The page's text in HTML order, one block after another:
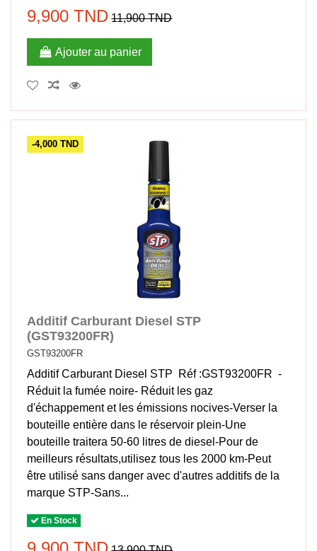
9,900 TND 11,900 TND
Ajouter au panier
-4,000 TND
Additif Carburant Diesel STP
(GST93200FR)
GST93200FR
Additif Carburant Diesel STP Réf :GST93200FR -
Réduit la fumée noire- Réduit les gaz
d'échappement et les émissions nocives-Verser la
bouteille entière dans le réservoir plein-Une
bouteille traitera 50-60 litres de diesel-Pour de
meilleurs résultats,utilisez tous les 2000 km-Peut
être utilisé sans danger avec d'autres additifs de la
marque STP-Sans...
En Stock